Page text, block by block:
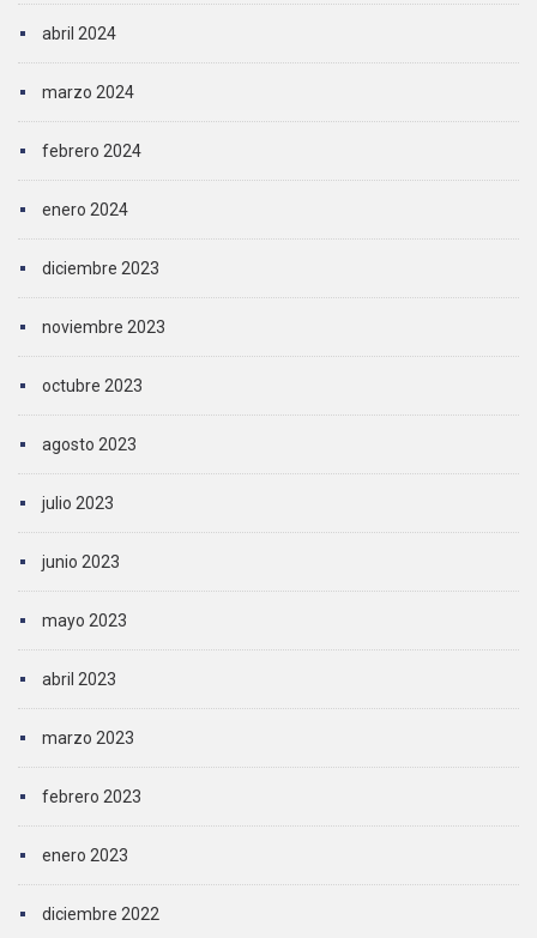
abril 2024
marzo 2024
febrero 2024
enero 2024
diciembre 2023
noviembre 2023
octubre 2023
agosto 2023
julio 2023
junio 2023
mayo 2023
abril 2023
marzo 2023
febrero 2023
enero 2023
diciembre 2022